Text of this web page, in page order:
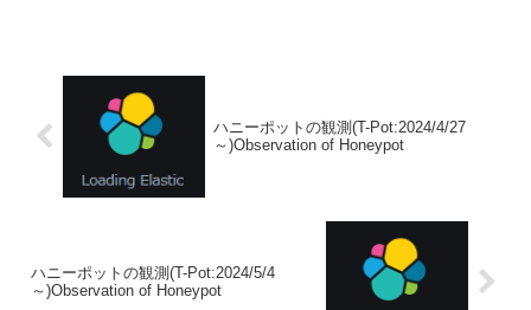
ハニーポットの観測(T-Pot:2024/4/27
～)Observation of Honeypot
ハニーポットの観測(T-Pot:2024/5/4
～)Observation of Honeypot